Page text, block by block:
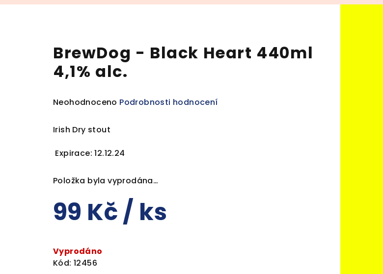
BrewDog - Black Heart 440ml
4,1% alc.
Průměrné
produktu
0,0
hvězdiček.
Neohodnoceno Podrobnosti hodnocení
Irish Dry stout
Expirace: 12.12.24
Položka byla vyprodána…
99 Kč/ ks
cena:
Vyprodáno
Kód: 12456